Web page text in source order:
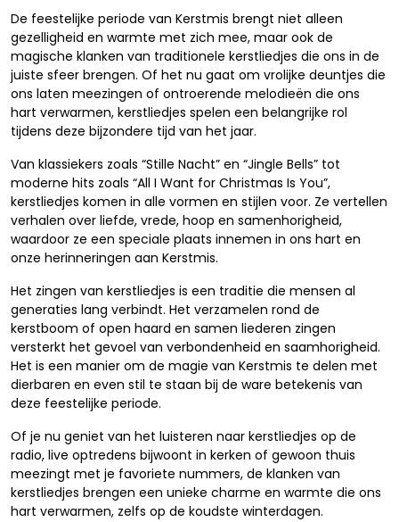
De feestelijke periode van Kerstmis brengt niet alleen
gezelligheid en warmte met zich mee, maar ook de
magische klanken van traditionele kerstliedjes die ons in de
juiste sfeer brengen. Of het nu gaat om vrolijke deuntjes die
ons laten meezingen of ontroerende melodieën die ons
hart verwarmen, kerstliedjes spelen een belangrijke rol
tijdens deze bijzondere tijd van het jaar.
Van klassiekers zoals “Stille Nacht” en “Jingle Bells” tot
moderne hits zoals “All I Want for Christmas Is You”,
kerstliedjes komen in alle vormen en stijlen voor. Ze vertellen
verhalen over liefde, vrede, hoop en samenhorigheid,
waardoor ze een speciale plaats innemen in ons hart en
onze herinneringen aan Kerstmis.
Het zingen van kerstliedjes is een traditie die mensen al
generaties lang verbindt. Het verzamelen rond de
kerstboom of open haard en samen liederen zingen
versterkt het gevoel van verbondenheid en saamhorigheid.
Het is een manier om de magie van Kerstmis te delen met
dierbaren en even stil te staan bij de ware betekenis van
deze feestelijke periode.
Of je nu geniet van het luisteren naar kerstliedjes op de
radio, live optredens bijwoont in kerken of gewoon thuis
meezingt met je favoriete nummers, de klanken van
kerstliedjes brengen een unieke charme en warmte die ons
hart verwarmen, zelfs op de koudste winterdagen.